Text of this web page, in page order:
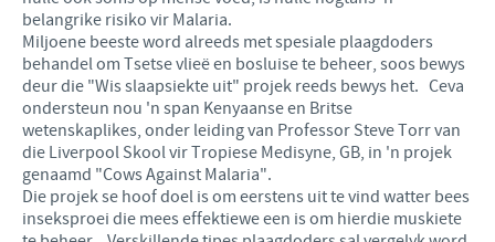
belangrike risiko vir Malaria.
Miljoene beeste word alreeds met spesiale plaagdoders
behandel om Tsetse vlieë en bosluise te beheer, soos bewys
deur die "Wis slaapsiekte uit" projek reeds bewys het. Ceva
ondersteun nou 'n span Kenyaanse en Britse
wetenskaplikes, onder leiding van Professor Steve Torr van
die Liverpool Skool vir Tropiese Medisyne, GB, in 'n projek
genaamd "Cows Against Malaria".
Die projek se hoof doel is om eerstens uit te vind watter bees
inseksproei die mees effektiewe een is om hierdie muskiete